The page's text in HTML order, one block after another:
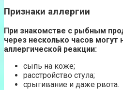
Признаки аллергии
При знакомстве с рыбным
через несколько часов могут
аллергической реакции:
сыпь на коже;
расстройство стула;
срыгивание и даже рвота.